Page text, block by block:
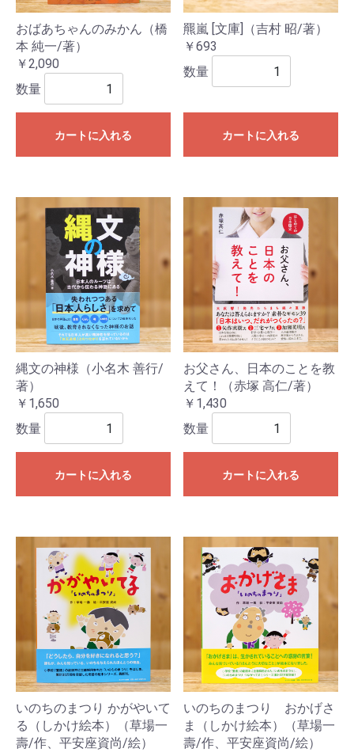
おばあちゃんのみかん（橋
本 純一/著）
￥2,090
数量
カートに入れる
羆嵐 [文庫]（吉村 昭/著）
￥693
数量
カートに入れる
縄文の神様（小名木 善行/
著）
￥1,650
数量
カートに入れる
お父さん、日本のことを教
えて！（赤塚 高仁/著）
￥1,430
数量
カートに入れる
いのちのまつり かがやいて
る（しかけ絵本）（草場一
壽/作、平安座資尚/絵）
いのちのまつり おかげさ
ま（しかけ絵本）（草場一
壽/作、平安座資尚/絵）